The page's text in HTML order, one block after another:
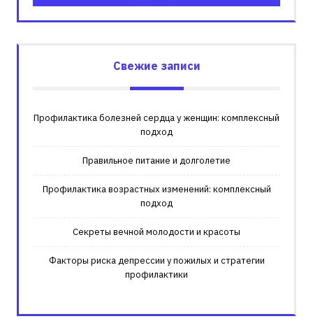
Свежие записи
Профилактика болезней сердца у женщин: комплексный
подход
Правильное питание и долголетие
Профилактика возрастных изменений: комплексный
подход
Секреты вечной молодости и красоты
Факторы риска депрессии у пожилых и стратегии
профилактики